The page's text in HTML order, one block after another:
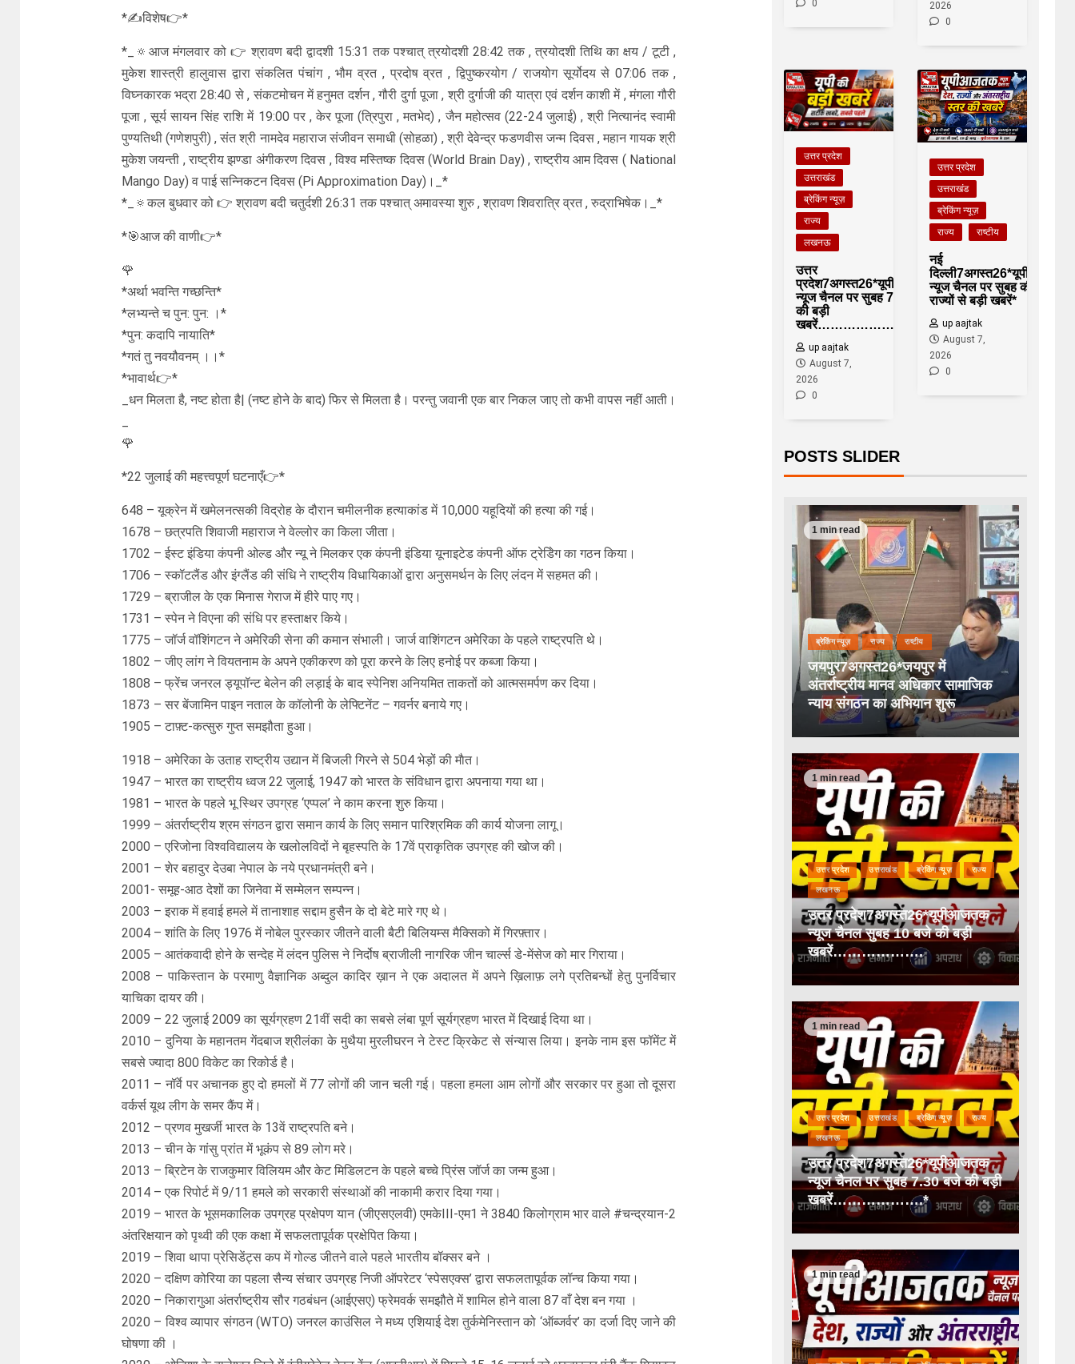
*✍विशेष👉*
*_🔅आज मंगलवार को 👉 श्रावण बदी द्वादशी 15:31 तक पश्चात् त्रयोदशी 28:42 तक , त्रयोदशी तिथि का क्षय / टूटी ,
मुकेश शास्त्री हालुवास द्वारा संकलित पंचांग , भौम व्रत , प्रदोष व्रत , द्विपुष्करयोग / राजयोग सूर्योदय से 07:06 तक ,
विघ्नकारक भद्रा 28:40 से , संकटमोचन में हनुमत दर्शन , गौरी दुर्गा पूजा , श्री दुर्गाजी की यात्रा एवं दर्शन काशी में , मंगला गौरी
पूजा , सूर्य सायन सिंह राशि में 19:00 पर , केर पूजा (त्रिपुरा , मतभेद) , जैन महोत्सव (22-24 जुलाई) , श्री नित्यानंद स्वामी
पुण्यतिथी (गणेशपुरी) , संत श्री नामदेव महाराज संजीवन समाधी (सोहळा) , श्री देवेन्द्र फडणवीस जन्म दिवस , महान गायक श्री
मुकेश जयन्ती , राष्ट्रीय झण्डा अंगीकरण दिवस , विश्व मस्तिष्क दिवस (World Brain Day) , राष्ट्रीय आम दिवस ( National
Mango Day) व पाई सन्निकटन दिवस (Pi Approximation Day)।_*
*_🔅कल बुधवार को 👉 श्रावण बदी चतुर्दशी 26:31 तक पश्चात् अमावस्या शुरु , श्रावण शिवरात्रि व्रत , रुद्राभिषेक।_*
*🎯आज की वाणी👉*
🌹
*अर्था भवन्ति गच्छन्ति*
*लभ्यन्ते च पुन: पुन: ।*
*पुन: कदापि नायाति*
*गतं तु नवयौवनम् ।।*
*भावार्थ👉*
_धन मिलता है, नष्ट होता है| (नष्ट होने के बाद) फिर से मिलता है। परन्तु जवानी एक बार निकल जाए तो कभी वापस नहीं आती।
🌹
*22 जुलाई की महत्त्वपूर्ण घटनाएँ👉*
648 – यूक्रेन में खमेलनत्सकी विद्रोह के दौरान चमीलनीक हत्याकांड में 10,000 यहूदियों की हत्या की गई।
1678 – छत्रपति शिवाजी महाराज ने वेल्लोर का किला जीता।
1702 – ईस्ट इंडिया कंपनी ओल्ड और न्यू ने मिलकर एक कंपनी इंडिया यूनाइटेड कंपनी ऑफ ट्रेडिेग का गठन किया।
1706 – स्कॉटलैंड और इंग्लैंड की संधि ने राष्ट्रीय विधायिकाओं द्वारा अनुसमर्थन के लिए लंदन में सहमत की।
1729 – ब्राजील के एक मिनास गेराज में हीरे पाए गए।
1731 – स्पेन ने विएना की संधि पर हस्ताक्षर किये।
1775 – जॉर्ज वॉशिंगटन ने अमेरिकी सेना की कमान संभाली। जार्ज वाशिंगटन अमेरिका के पहले राष्ट्रपति थे।
1802 – जीए लांग ने वियतनाम के अपने एकीकरण को पूरा करने के लिए हनोई पर कब्जा किया।
1808 – फ्रेंच जनरल ड्यूपॉन्ट बेलेन की लड़ाई के बाद स्पेनिश अनियमित ताकतों को आत्मसमर्पण कर दिया।
1873 – सर बेंजामिन पाइन नताल के कॉलोनी के लेफ्टिनेंट – गवर्नर बनाये गए।
1905 – टाफ़्ट-कत्सुरु गुप्त समझौता हुआ।
1918 – अमेरिका के उताह राष्ट्रीय उद्यान में बिजली गिरने से 504 भेड़ों की माैत।
1947 – भारत का राष्‍ट्रीय ध्‍वज 22 जुलाई, 1947 को भारत के संविधान द्वारा अपनाया गया था।
1981 – भारत के पहले भू स्थिर उपग्रह ‘एप्पल’ ने काम करना शुरु किया।
1999 – अंतर्राष्ट्रीय श्रम संगठन द्वारा समान कार्य के लिए समान पारिश्रमिक की कार्य योजना लागू।
2000 – एरिजोना विश्वविद्यालय के खलोलविदों ने बृहस्पति के 17वें प्राकृतिक उपग्रह की खोज की।
2001 – शेर बहादुर देउबा नेपाल के नये प्रधानमंत्री बने।
2001- समूह-आठ देशों का जिनेवा में सम्मेलन सम्पन्न।
2003 – इराक में हवाई हमले में तानाशाह सद्दाम हुसैन के दो बेटे मारे गए थे।
2004 – शांति के लिए 1976 में नोबेल पुरस्कार जीतने वाली बैटी बिलियम्स मैक्सिको में गिरफ़्तार।
2005 – आतंकवादी होने के सन्देह में लंदन पुलिस ने निर्दोष ब्राजीली नागरिक जीन चार्ल्स डे-मेंसेज को मार गिराया।
2008 – पाकिस्तान के परमाणु वैज्ञानिक अब्दुल कादिर ख़ान ने एक अदालत में अपने ख़िलाफ़ लगे प्रतिबन्धों हेतु पुनर्विचार
याचिका दायर की।
2009 – 22 जुलाई 2009 का सूर्यग्रहण 21वीं सदी का सबसे लंबा पूर्ण सूर्यग्रहण भारत में दिखाई दिया था।
2010 – दुनिया के महानतम गेंदबाज श्रीलंका के मुथैया मुरलीघरन ने टेस्ट क्रिकेट से संन्यास लिया। इनके नाम इस फॉमेंट में
सबसे ज्यादा 800 विकेट का रिकोर्ड है।
2011 – नॉर्वे पर अचानक हुए दो हमलों में 77 लोगों की जान चली गई। पहला हमला आम लोगों और सरकार पर हुआ तो दूसरा
वर्कर्स यूथ लीग के समर कैंप में।
2012 – प्रणव मुखर्जी भारत के 13वें राष्ट्रपति बने।
2013 – चीन के गांसु प्रांत में भूकंप से 89 लोग मरे।
2013 – ब्रिटेन के राजकुमार विलियम और केट मिडिलटन के पहले बच्चे प्रिंस जॉर्ज का जन्म हुआ।
2014 – एक रिपोर्ट में 9/11 हमले को सरकारी संस्थाओं की नाकामी करार दिया गया।
2019 – भारत के भूसमकालिक उपग्रह प्रक्षेपण यान (जीएसएलवी) एमकेIII-एम1 ने 3840 किलोग्राम भार वाले #चन्‍द्रयान-2
अंतरिक्षयान को पृथ्‍वी की एक कक्षा में सफलतापूर्वक प्रक्षेपित किया।
2019 – शिवा थापा प्रेसिडेंट्स कप में गोल्ड जीतने वाले पहले भारतीय बॉक्सर बने ।
2020 – दक्षिण कोरिया का पहला सैन्य संचार उपग्रह निजी ऑपरेटर ‘स्पेसएक्स’ द्वारा सफलतापूर्वक लॉन्च किया गया।
2020 – निकारागुआ अंतर्राष्ट्रीय सौर गठबंधन (आईएसए) फ्रेमवर्क समझौते में शामिल होने वाला 87 वाँ देश बन गया ।
2020 – विश्व व्यापार संगठन (WTO) जनरल काउंसिल ने मध्य एशियाई देश तुर्कमेनिस्तान को ‘ऑब्जर्वर’ का दर्जा दिए जाने की
घोषणा की ।
0
2026
0
उत्तर प्रदेश
उत्तराखंड
ब्रेकिंग न्यूज़
राज्य
लखनऊ
उत्तर
प्रदेश7अगस्त26*यूपीआजतक
न्यूज चैनल पर सुबह 7.30 बजे
की बड़ी
खबरें……………….*
up aajtak
August 7,
2026
0
उत्तर प्रदेश
उत्तराखंड
ब्रेकिंग न्यूज़
राज्य
राष्टीय
नई
दिल्ली7अगस्त26*यूपीआजतक
न्यूज चैनल पर सुबह की देश
राज्यों से बड़ी खबरें*
up aajtak
August 7,
2026
0
POSTS SLIDER
1 min read
ब्रेकिंग न्यूज़ राज्य राष्टीय
जयपुर7अगस्त26*जयपुर में
अंतर्राष्ट्रीय मानव अधिकार सामाजिक
न्याय संगठन का अभियान शुरू
1 min read
उत्तर प्रदेश उत्तराखंड ब्रेकिंग न्यूज़ राज्य
लखनऊ
उत्तर प्रदेश7अगस्त26*यूपीआजतक
न्यूज चैनल सुबह 10 बजे की बड़ी
खबरें……………….
1 min read
उत्तर प्रदेश उत्तराखंड ब्रेकिंग न्यूज़ राज्य
लखनऊ
उत्तर प्रदेश7अगस्त26*यूपीआजतक
न्यूज चैनल पर सुबह 7.30 बजे की बड़ी
खबरें……………….*
1 min read